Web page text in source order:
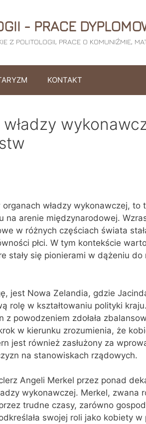
- PRACE
Z POLITOLOGII, PRACE O KOMUNIŹMIE,
KONTAKT
władzy wykonawczej, to
na arenie międzynarodowej.
w różnych częściach świata
płci. W tym kontekście
stały się pionierami w dążeniu do
jest Nowa Zelandia, gdzie
rolę w kształtowaniu polityki
powodzeniem zdołała
w kierunku zrozumienia, że
jest również zasłużony za
na stanowiskach rządowych.
Angeli Merkel przez ponad
wykonawczej. Merkel, zwana
trudne czasy, zarówno
swojej roli jako kobiety w